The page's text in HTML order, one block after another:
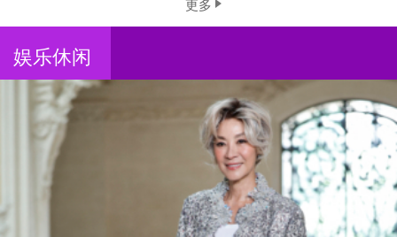
更多
娱乐休闲